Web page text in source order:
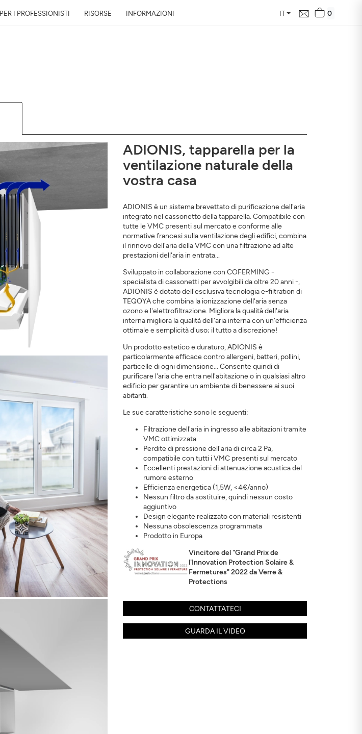
PER I PROFESSIONISTI RISORSE INFORMAZIONI IT 0
ADIONIS, tapparella per la
ventilazione naturale della
vostra casa
ADIONIS è un sistema brevettato di purificazione dell'aria
integrato nel cassonetto della tapparella. Compatibile con
tutte le VMC presenti sul mercato e conforme alle
normative francesi sulla ventilazione degli edifici, combina
il rinnovo dell'aria della VMC con una filtrazione ad alte
prestazioni dell'aria in entrata...
Sviluppato in collaborazione con COFERMING -
specialista di cassonetti per avvolgibili da oltre 20 anni -,
ADIONIS è dotato dell'esclusiva tecnologia e-filtration di
TEQOYA che combina la ionizzazione dell'aria senza
ozono e l'elettrofiltrazione. Migliora la qualità dell'aria
interna migliora la qualità dell'aria interna con un'efficienza
ottimale e semplicità d'uso; il tutto a discrezione!
Un prodotto estetico e duraturo, ADIONIS è
particolarmente efficace contro allergeni, batteri, pollini,
particelle di ogni dimensione... Consente quindi di
purificare l'aria che entra nell'abitazione o in qualsiasi altro
edificio per garantire un ambiente di benessere ai suoi
abitanti.
Le sue caratteristiche sono le seguenti:
Filtrazione dell'aria in ingresso alle abitazioni tramite
VMC ottimizzata
Perdite di pressione dell'aria di circa 2 Pa,
compatibile con tutti i VMC presenti sul mercato
Eccellenti prestazioni di attenuazione acustica del
rumore esterno
Efficienza energetica (1,5W, <4€/anno)
Nessun filtro da sostituire, quindi nessun costo
aggiuntivo
Design elegante realizzato con materiali resistenti
Nessuna obsolescenza programmata
Prodotto in Europa
Vincitore del "Grand Prix de
l'Innovation Protection Solaire &
Fermetures" 2022 da Verre &
Protections
CONTATTATECI
GUARDA IL VIDEO
E-mail